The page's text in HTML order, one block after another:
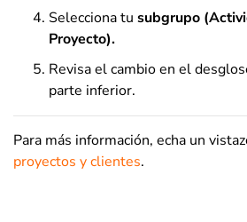
Selecciona tu subgrupo
Proyecto).
Revisa el cambio en el
parte inferior.
Para más información, echa un
proyectos y clientes.